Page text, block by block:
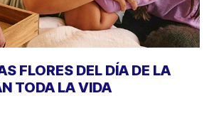
FLORES DEL DÍA DE LA
TODA LA VIDA